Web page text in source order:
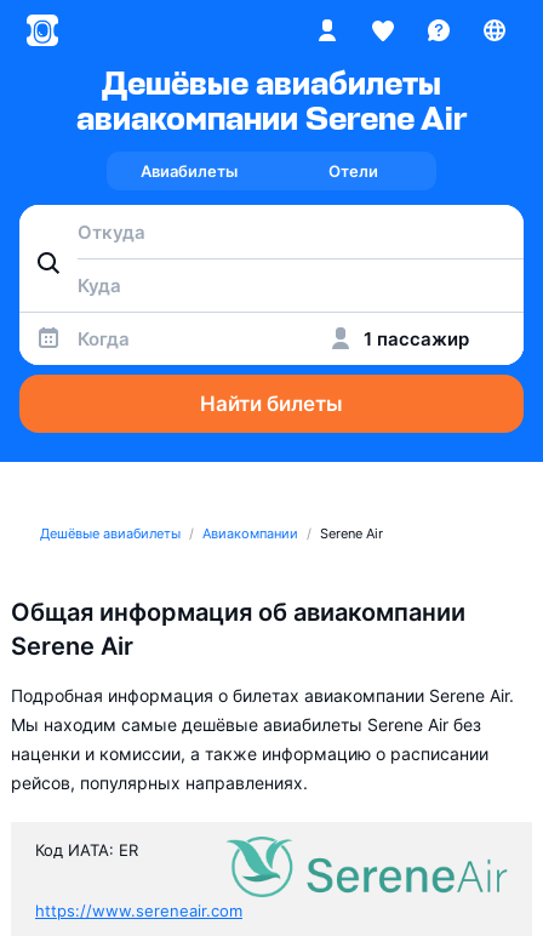
Дешёвые авиабилеты
авиакомпании Serene Air
Авиабилеты Отели
Когда 1 пассажир
Найти билеты
Дешёвые авиабилеты Авиакомпании Serene Air
Общая информация об авиакомпании
Serene Air
Подробная информация о билетах авиакомпании Serene Air.
Мы находим самые дешёвые авиабилеты Serene Air без
наценки и комиссии, а также информацию о расписании
рейсов, популярных направлениях.
Код ИАТА: ER
https://www.sereneair.com